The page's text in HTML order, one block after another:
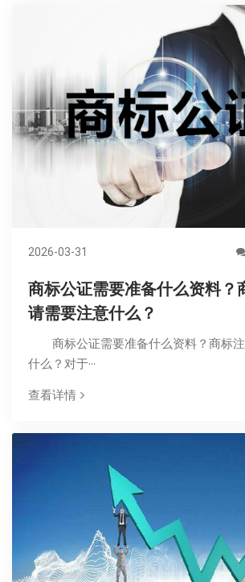
2026-03-31
商标公证需要准备什么资料？
请需要注意什么？
商标公证需要准备什么资料？商标注
什么？对于···
查看详情